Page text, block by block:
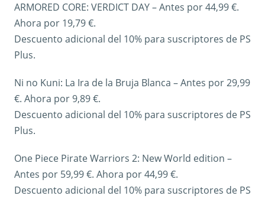
ARMORED CORE: VERDICT DAY – Antes por 44,99 €.
Ahora por 19,79 €.
Descuento adicional del 10% para suscriptores de PS
Plus.
Ni no Kuni: La Ira de la Bruja Blanca – Antes por 29,99
€. Ahora por 9,89 €.
Descuento adicional del 10% para suscriptores de PS
Plus.
One Piece Pirate Warriors 2: New World edition –
Antes por 59,99 €. Ahora por 44,99 €.
Descuento adicional del 10% para suscriptores de PS